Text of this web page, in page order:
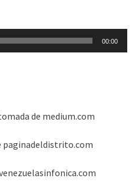
00:00
de medium.com
paginadeldistrito.com